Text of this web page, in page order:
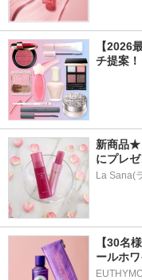
【2026
チ提案！
新商品★
にプレゼ
La Sana(
【30名
ールホ